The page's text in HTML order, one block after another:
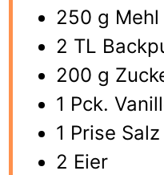
250 g Mehl
2 TL
200 g
1 Pck.
1 Prise Salz
2 Eier